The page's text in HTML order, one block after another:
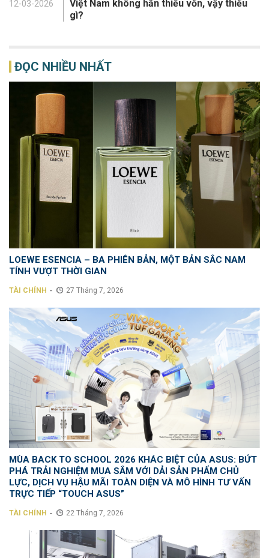
12-03-2026
Việt Nam không hẳn thiếu vốn, vậy thiếu
gì?
ĐỌC NHIỀU NHẤT
LOEWE ESENCIA – BA PHIÊN BẢN, MỘT BẢN SẮC NAM
TÍNH VƯỢT THỜI GIAN
TÀI CHÍNH - 27 Tháng 7, 2026
MÙA BACK TO SCHOOL 2026 KHÁC BIỆT CỦA ASUS: BỨT
PHÁ TRẢI NGHIỆM MUA SẮM VỚI DẢI SẢN PHẨM CHỦ
LỰC, DỊCH VỤ HẬU MÃI TOÀN DIỆN VÀ MÔ HÌNH TƯ VẤN
TRỰC TIẾP “TOUCH ASUS”
TÀI CHÍNH - 22 Tháng 7, 2026